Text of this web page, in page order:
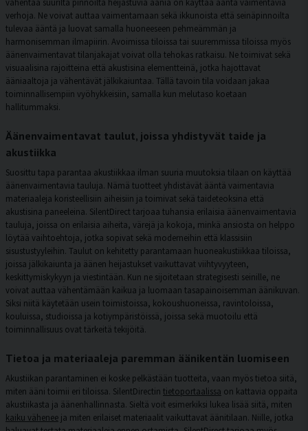
verhoja . Ne voivat auttaa vaimentamaan sekä ikkunoista että seinäpinnoilta
tulevaa ääntä ja luovat samalla huoneeseen pehmeämmän ja
harmonisemman ilmapiirin. Avoimissa tiloissa tai suuremmissa tiloissa myös
äänenvaimentavat tilanjakajat voivat olla tehokas ratkaisu. Ne toimivat sekä
visuaalisina rajoitteina että akustisina elementteinä, jotka hajottavat
ääniaaltoja ja vähentävät jälkikaiuntaa. Tällä tavoin tila voidaan jakaa
toiminnallisempiin vyöhykkeisiin, samalla kun melutaso koetaan
hallitummaksi.
Äänenvaimentavat taulut, joissa yhdistyvät taide ja
akustiikka
Suosittu tapa parantaa akustiikkaa ilman suuria muutoksia tilaan on käyttää
äänenvaimentavia tauluja . Nämä tuotteet yhdistävät ääntä vaimentavia
materiaaleja koristeellisiin aiheisiin ja toimivat sekä taideteoksina että
akustisina paneeleina. SilentDirect tarjoaa tuhansia erilaisia äänenvaimentavia
tauluja, joissa on erilaisia aiheita, värejä ja kokoja, minkä ansiosta on helppo
löytää vaihtoehtoja, jotka sopivat sekä moderneihin että klassisiin
sisustustyyleihin. Taulut on kehitetty parantamaan huoneakustiikkaa tiloissa,
joissa jälkikaiunta ja äänen heijastukset vaikuttavat viihtyvyyteen,
keskittymiskykyyn ja viestintään. Kun ne sijoitetaan strategisesti seinille, ne
voivat auttaa vähentämään kaikua ja luomaan tasapainoisemman äänikuvan.
Siksi niitä käytetään usein toimistoissa, kokoushuoneissa, ravintoloissa,
kouluissa, studioissa ja kotiympäristöissä, joissa sekä muotoilu että
toiminnallisuus ovat tärkeitä tekijöitä.
Tietoa ja materiaaleja paremman äänikentän luomiseen
Akustiikan parantaminen ei koske pelkästään tuotteita, vaan myös tietoa siitä,
miten ääni toimii eri tiloissa. SilentDirectin tietoportaalissa on kattavia oppaita
akustiikasta ja äänenhallinnasta. Sieltä voit esimerkiksi lukea lisää siitä, miten
kaiku vähenee ja miten erilaiset materiaalit vaikuttavat äänitilaan. Niille, jotka